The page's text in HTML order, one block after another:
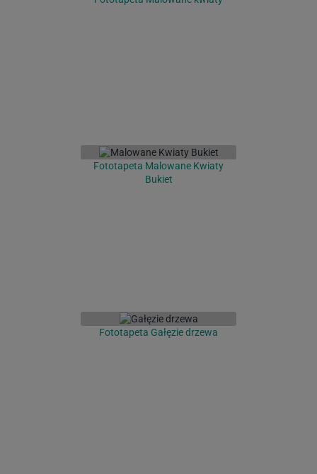
Fototapeta Malowane Kwiaty
Bukiet
Fototapeta Gałęzie drzewa